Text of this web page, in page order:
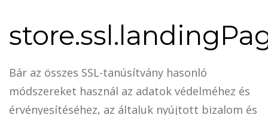
Bár az összes SSL-tanúsítvány hasonló
módszereket használ az adatok védelméhez és
érvényesítéséhez, az általuk nyújtott bizalom és